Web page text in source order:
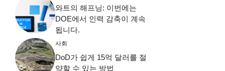
와트의 해프닝: 이번에는
DOE에서 인력 감축이 계속
됩니다.
사회
DoD가 쉽게 15억 달러를 절
약할 수 있는 방법